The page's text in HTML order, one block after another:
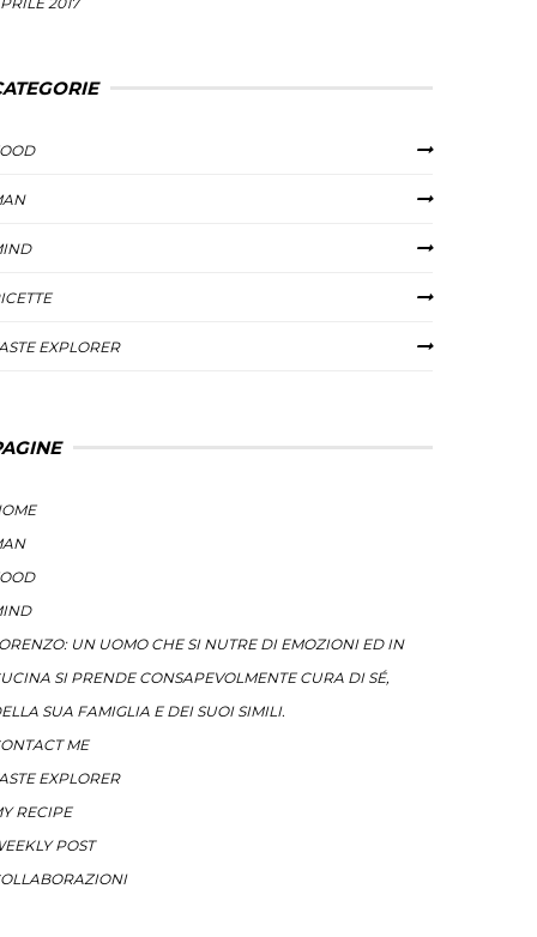
EXPLORER
UN UOMO CHE SI NUTRE DI EMOZIONI ED IN
SI PRENDE CONSAPEVOLMENTE CURA DI SÉ,
SUA FAMIGLIA E DEI SUOI SIMILI.
ME
EXPLORER
RECIPE
POST